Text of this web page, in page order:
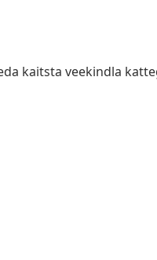
kaitsta veekindla